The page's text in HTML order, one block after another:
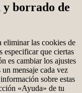
y borrado de
eliminar las cookies de
especificar que ciertas
es cambiar los ajustes
mensaje cada vez
sobre estas
«Ayuda» de tu